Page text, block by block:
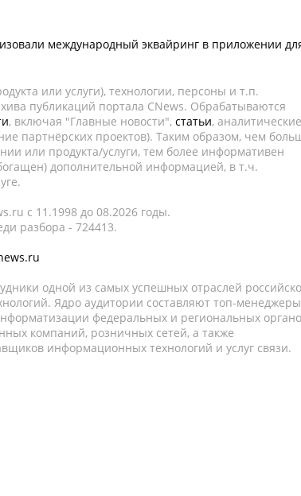
международный эквайринг в приложении
или услуги), технологии, персоны и т.п.
публикаций портала CNews. Обрабатываются
, включая "Главные новости", статьи, аналитические
партнёрских проектов). Таким образом, чем
или продукта/услуги, тем более информативен
дополнительной информацией, в т.ч.
c 11.1998 до 08.2026 годы.
разбора - 724413.
одной из самых успешных отраслей
Ядро аудитории составляют топ-
федеральных и региональных
компаний, розничных сетей, а также
информационных технологий и услуг связи.